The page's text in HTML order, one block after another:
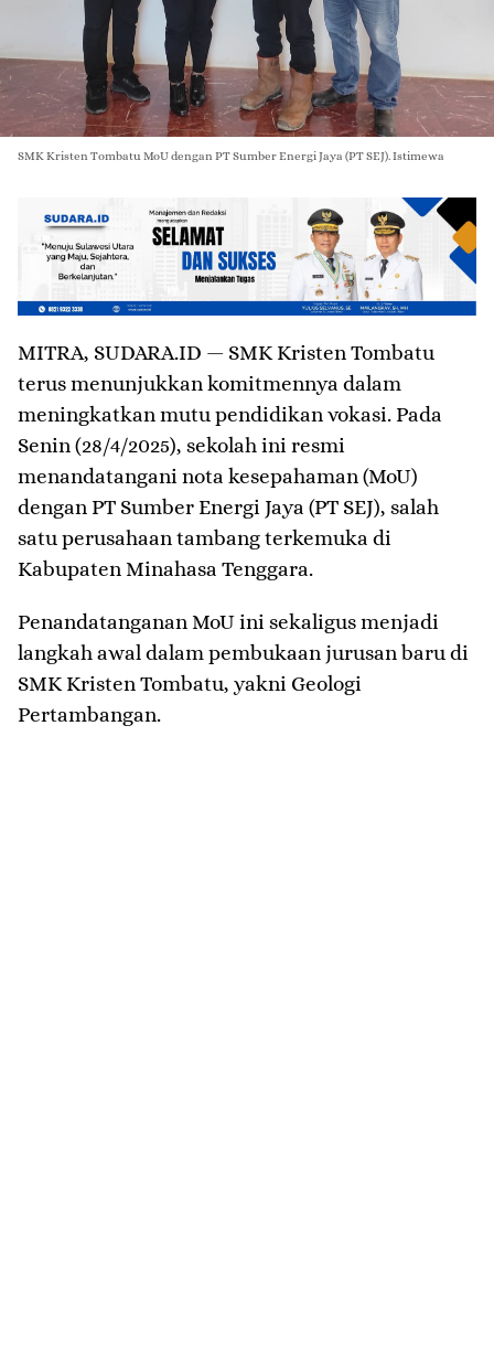
SMK Kristen Tombatu MoU dengan PT Sumber Energi Jaya (PT SEJ). Istimewa
MITRA, SUDARA.ID — SMK Kristen Tombatu
terus menunjukkan komitmennya dalam
meningkatkan mutu pendidikan vokasi. Pada
Senin (28/4/2025), sekolah ini resmi
menandatangani nota kesepahaman (MoU)
dengan PT Sumber Energi Jaya (PT SEJ), salah
satu perusahaan tambang terkemuka di
Kabupaten Minahasa Tenggara.
Penandatanganan MoU ini sekaligus menjadi
langkah awal dalam pembukaan jurusan baru di
SMK Kristen Tombatu, yakni Geologi
Pertambangan.